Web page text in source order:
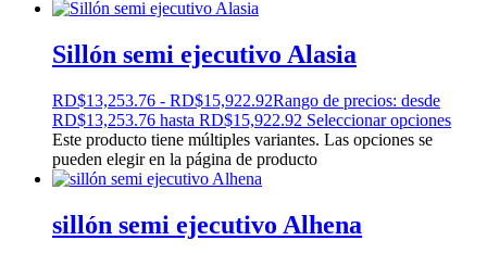
Sillón semi ejecutivo Alasia
RD$13,253.76 - RD$15,922.92Rango de precios: desde
RD$13,253.76 hasta RD$15,922.92 Seleccionar opciones
Este producto tiene múltiples variantes. Las opciones se
pueden elegir en la página de producto
sillón semi ejecutivo Alhena